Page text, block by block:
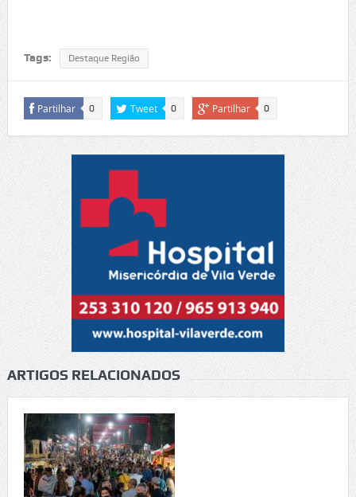
Tags: Destaque Região
Partilhar 0 Tweet 0 Partilhar 0
ARTIGOS RELACIONADOS